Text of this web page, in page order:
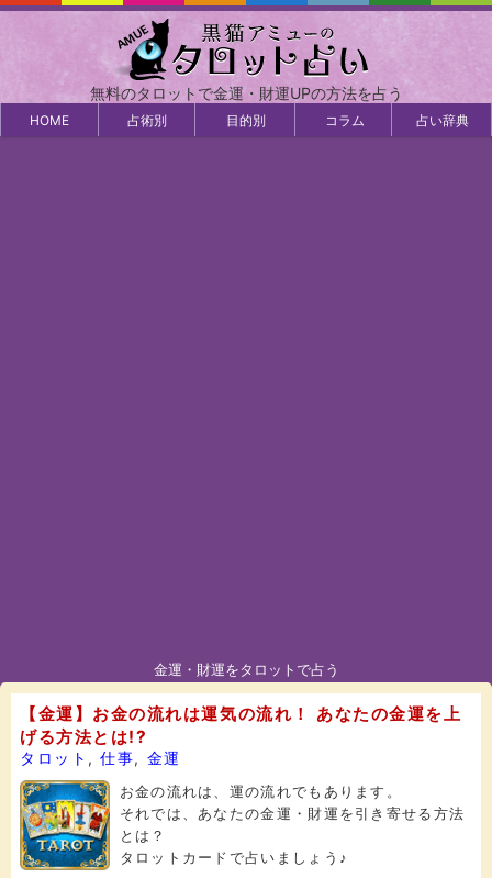
無料のタロットで金運・財運UPの方法を占う
HOME 占術別 目的別 コラム 占い辞典
金運・財運をタロットで占う
【金運】お金の流れは運気の流れ！ あなたの金運を上
げる方法とは!?
タロット ,仕事, 金運
お金の流れは、運の流れでもあります。
それでは、あなたの金運・財運を引き寄せる方法
とは？
タロットカードで占いましょう♪